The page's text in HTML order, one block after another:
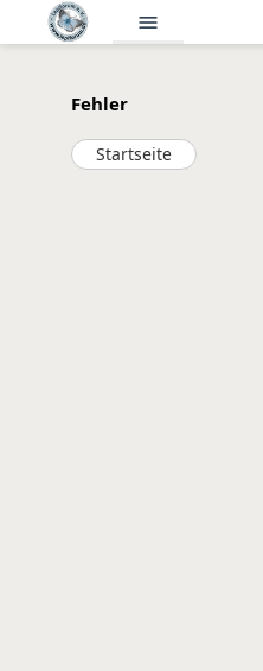
menu
Fehler
Startseite